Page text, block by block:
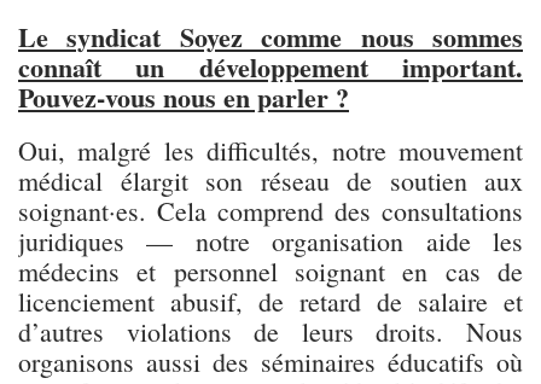
Le syndicat Soyez comme nous sommes
connaît un développement important.
Pouvez-vous nous en parler ?
Oui, malgré les difficultés, notre mouvement
médical élargit son réseau de soutien aux
soignant·es. Cela comprend des consultations
juridiques — notre organisation aide les
médecins et personnel soignant en cas de
licenciement abusif, de retard de salaire et
d’autres violations de leurs droits. Nous
organisons aussi des séminaires éducatifs où